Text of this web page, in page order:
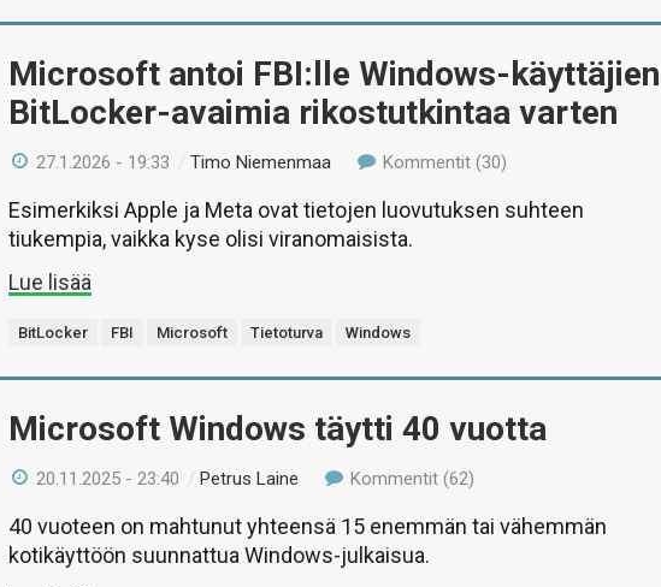
Microsoft antoi FBI:lle Windows-käyttäjien
BitLocker-avaimia rikostutkintaa varten
27.1.2026 - 19:33 /Timo Niemenmaa Kommentit (30)
Esimerkiksi Apple ja Meta ovat tietojen luovutuksen suhteen
tiukempia, vaikka kyse olisi viranomaisista.
Lue lisää
BitLocker FBI Microsoft Tietoturva Windows
Microsoft Windows täytti 40 vuotta
20.11.2025 - 23:40 /Petrus Laine Kommentit (62)
40 vuoteen on mahtunut yhteensä 15 enemmän tai vähemmän
kotikäyttöön suunnattua Windows-julkaisua.